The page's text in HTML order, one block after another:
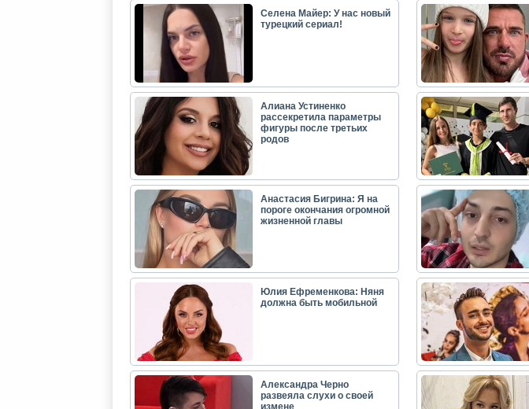
Селена Майер: У нас новый
турецкий сериал!
Алиана Устиненко
рассекретила параметры
фигуры после третьих
родов
Анастасия Бигрина: Я на
пороге окончания огромной
жизненной главы
Юлия Ефременкова: Няня
должна быть мобильной
Александра Черно
развеяла слухи о своей
измене